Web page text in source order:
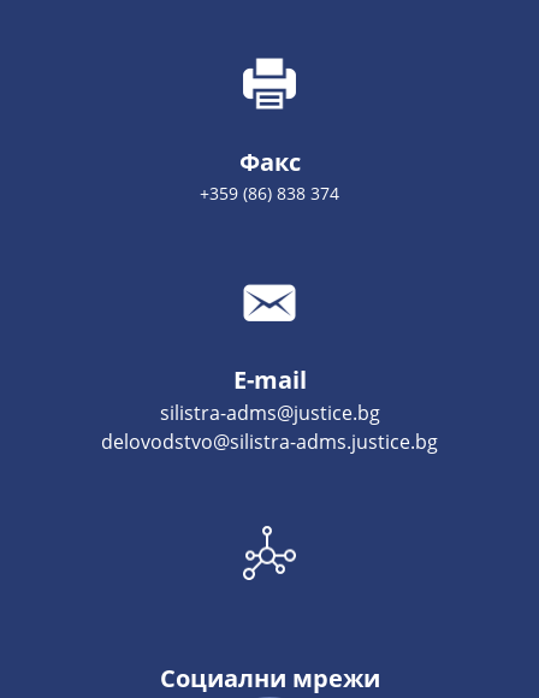
Факс
+359 (86) 838 374
E-mail
silistra-adms@justice.bg
delovodstvo@silistra-adms.justice.bg
Социални мрежи